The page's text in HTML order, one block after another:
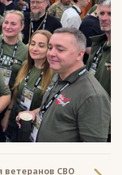
ветеранов СВО